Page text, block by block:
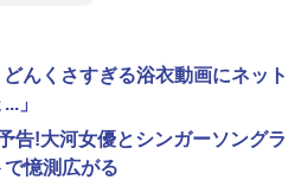
んくさすぎる浴衣動画にネット
」
告!大河女優とシンガーソングラ
憶測広がる